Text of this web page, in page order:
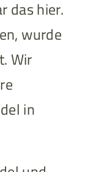
das hier.
wurde
Wir
in